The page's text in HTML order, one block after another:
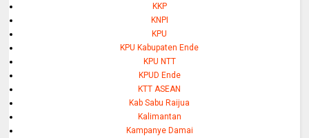
KKP
KNPI
KPU
KPU Kabupaten Ende
KPU NTT
KPUD Ende
KTT ASEAN
Kab Sabu Raijua
Kalimantan
Kampanye Damai